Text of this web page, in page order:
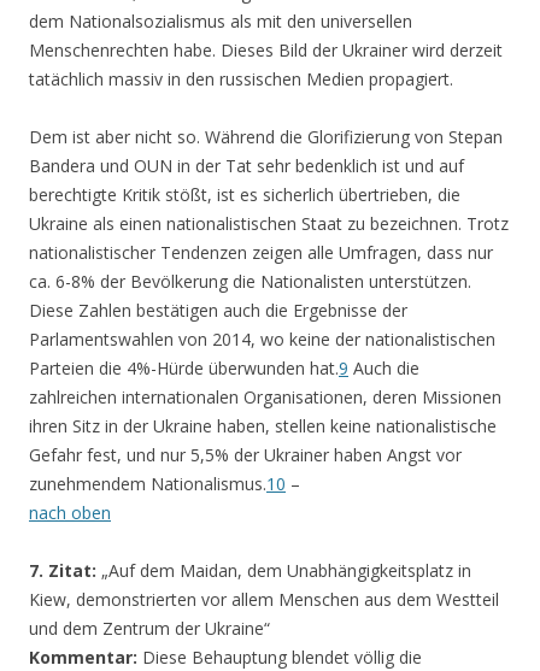
dem Nationalsozialismus als mit den universellen
Menschenrechten habe. Dieses Bild der Ukrainer wird derzeit
tatächlich massiv in den russischen Medien propagiert.
Dem ist aber nicht so. Während die Glorifizierung von Stepan
Bandera und OUN in der Tat sehr bedenklich ist und auf
berechtigte Kritik stößt, ist es sicherlich übertrieben, die
Ukraine als einen nationalistischen Staat zu bezeichnen. Trotz
nationalistischer Tendenzen zeigen alle Umfragen, dass nur
ca. 6-8% der Bevölkerung die Nationalisten unterstützen.
Diese Zahlen bestätigen auch die Ergebnisse der
Parlamentswahlen von 2014, wo keine der nationalistischen
Parteien die 4%-Hürde überwunden hat.9 Auch die
zahlreichen internationalen Organisationen, deren Missionen
ihren Sitz in der Ukraine haben, stellen keine nationalistische
Gefahr fest, und nur 5,5% der Ukrainer haben Angst vor
zunehmendem Nationalismus.10 –
nach oben
7. Zitat: „Auf dem Maidan, dem Unabhängigkeitsplatz in
Kiew, demonstrierten vor allem Menschen aus dem Westteil
und dem Zentrum der Ukraine“
Kommentar: Diese Behauptung blendet völlig die